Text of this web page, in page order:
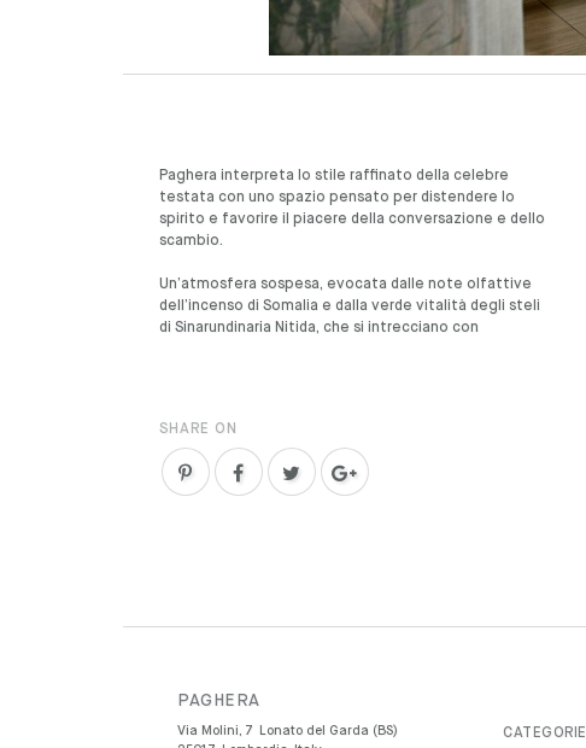
Paghera interpreta lo stile raffinato della celebre
testata con uno spazio pensato per distendere lo
spirito e favorire il piacere della conversazione e dello
scambio.
Un’atmosfera sospesa, evocata dalle note olfattive
dell’incenso di Somalia e dalla verde vitalità degli steli
di Sinarundinaria Nitida, che si intrecciano con
SHARE ON
PAGHERA
Via Molini, 7
Lonato del Garda (BS)
CATEGORIE